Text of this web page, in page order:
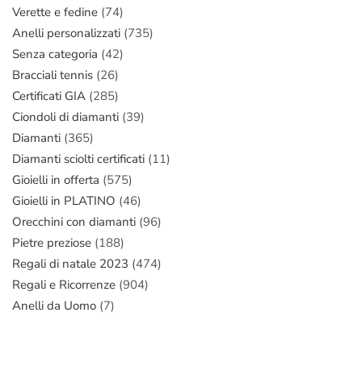
Verette e fedine (74)
Anelli personalizzati (735)
Senza categoria (42)
Bracciali tennis (26)
Certificati GIA (285)
Ciondoli di diamanti (39)
Diamanti (365)
Diamanti sciolti certificati (11)
Gioielli in offerta (575)
Gioielli in PLATINO (46)
Orecchini con diamanti (96)
Pietre preziose (188)
Regali di natale 2023 (474)
Regali e Ricorrenze (904)
Anelli da Uomo (7)